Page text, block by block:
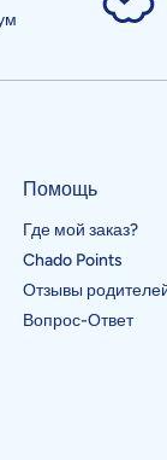
Помощь
Где мой заказ?
Chado Points
Отзывы
Вопрос-Ответ